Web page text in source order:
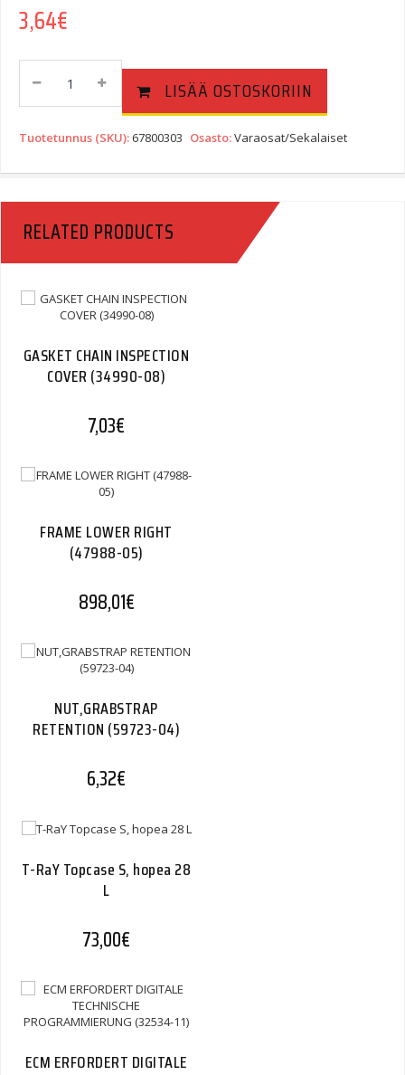
3,64€
GASKET,TURN
(left)
Quantity
LISÄÄ OSTOSKORIIN
Tuotetunnus (SKU): 67800303 Osasto:Varaosat/Sekalaiset
RELATED PRODUCTS
GASKET CHAIN INSPECTION
COVER (34990-08)
7,03€
FRAME LOWER RIGHT
(47988-05)
898,01€
NUT,GRABSTRAP
RETENTION (59723-04)
6,32€
T-RaY Topcase S, hopea 28
L
73,00€
ECM ERFORDERT DIGITALE